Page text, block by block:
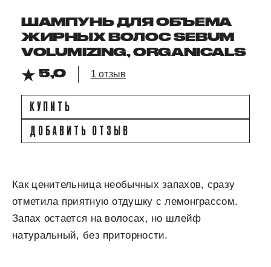
ШАМПУНЬ ДЛЯ ОБЪЕМА
ЖИРНЫХ ВОЛОС SEBUM
VOLUMIZING, ORGANICALS
5,0
1 отзыв
КУПИТЬ
ДОБАВИТЬ ОТЗЫВ
Как ценительница необычных запахов, сразу
отметила приятную отдушку с лемонграссом.
Запах остается на волосах, но шлейф
натуральный, без приторности.